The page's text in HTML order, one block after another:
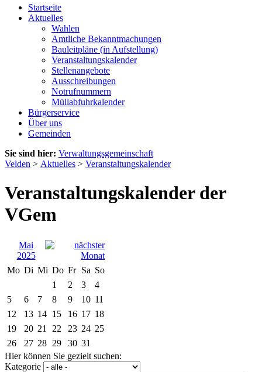
Startseite
Aktuelles
Wahlen
Amtliche Bekanntmachungen
Bauleitpläne (in Aufstellung)
Veranstaltungskalender
Stellenangebote
Ausschreibungen
Notrufnummern
Müllabfuhrkalender
Bürgerservice
Über uns
Gemeinden
Sie sind hier: Verwaltungsgemeinschaft
Velden > Aktuelles > Veranstaltungskalender
Veranstaltungskalender der
VGem
Mai
2025
Mo Di Mi Do Fr Sa So
1
2 3
4
5
6 7 8 9 10 11
12
13 14 15 16 17 18
19
20 21 22 23 24 25
26
27 28 29 30 31
Hier können Sie gezielt suchen:
Kategorie